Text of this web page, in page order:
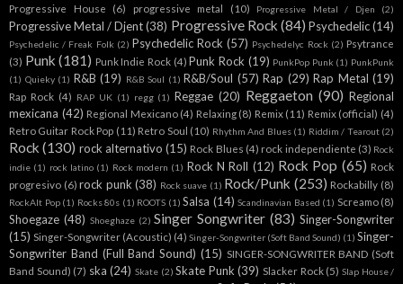
Progressive House (6) progressive metal (10) Progressive Metal / Djen (2)
Progressive Metal / Djent (38) Progressive Rock (84) Psychedelic(14)
Psychedelic / Freak Folk (2) Psychedelic Rock (57) Psychedelyc Rock (2) Psytrance
(3) Punk (181) Punk Indie Rock (4) Punk Rock (19) PunkPop Punk (1) PunkPunk
(1) Quieky (1) R&B (19) R&B Soul (1) R&B/Soul (57) Rap (29) Rap Metal (19)
Rap Rock (4) RAP UK (1) regg (1) Reggae (20) Reggaeton (90) Regional
mexicana (42) Regional Mexicano (4) Relaxing (8) Remix (11) Remix (official) (4)
Retro Guitar Rock Pop (11) Retro Soul (10) Rhythm And Blues (1) Riddim / Tearout (2)
Rock (130) rock alternativo (15) Rock Blues (4) rock independiente (3) Rock
indie (1) rock latino (1) Rock modern (1) Rock N Roll (12) Rock Pop (65) Rock
progresivo (6) rock punk (38) Rock suave (1) Rock/Punk (253) Rockabilly (8)
RockAlt Pop (1) Rocks 80s (1) ROOTS (1) Salsa (14) Scandinavian Based (1) Screamo (8)
Shoegaze (48) Shoeghaze (2) Singer Songwriter (83) Singer-Songwriter
(15) Singer-Songwriter (Acoustic) (4) Singer-Songwriter (Soft Band Sound) (1) Singer-
Songwriter Band (Full Band Sound) (15) SINGER-SONGWRITER BAND (Soft
Band Sound) (7) ska (24) Skate (2) Skate Punk (39) Slacker Rock (5) Slap House /